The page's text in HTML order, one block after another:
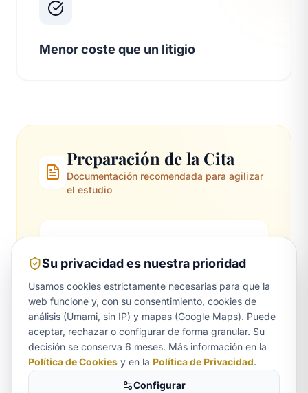
Menor coste que un litigio
Preparación de la Cita
Documentación recomendada para agilizar
el estudio
DNI/NIE de las partes
Antecedentes del conflicto
(contratos, emails, etc.)
Aurora
ASISTENTE LEGAL
Su privacidad es nuestra prioridad
Usamos cookies estrictamente necesarias para que la
web funcione y, con su consentimiento, cookies de
análisis (Umami, sin IP) y mapas (Google Maps). Puede
aceptar, rechazar o configurar de forma granular. Su
decisión se conserva 6 meses. Más información en la
Política de Cookies y en la Política de Privacidad.
Configurar